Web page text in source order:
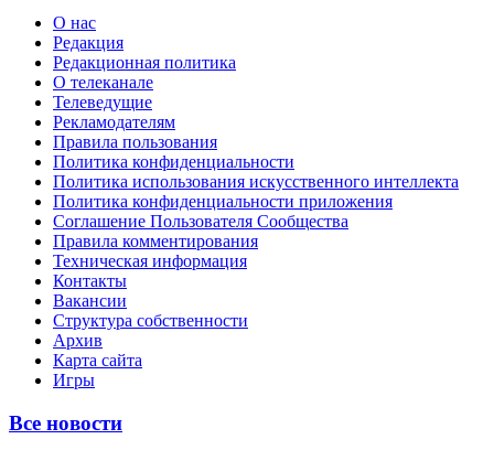
О нас
Редакция
Редакционная политика
О телеканале
Телеведущие
Рекламодателям
Правила пользования
Политика конфиденциальности
Политика использования искусственного интеллекта
Политика конфиденциальности приложения
Соглашение Пользователя Сообщества
Правила комментирования
Техническая информация
Контакты
Вакансии
Структура собственности
Архив
Карта сайта
Игры
Все новости